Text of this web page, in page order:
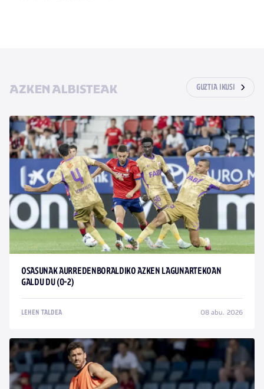
AZKEN ALBISTEAK GUZTIA IKUSI
OSASUNAK AURREDENBORALDIKO AZKEN LAGUNARTEKOAN
GALDU DU (0-2)
LEHEN TALDEA 08 abu. 2026